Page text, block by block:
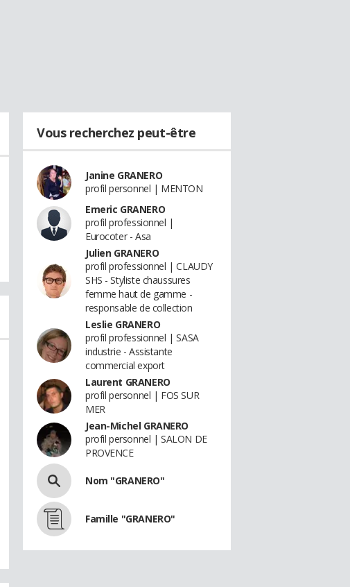
Vous recherchez peut-être
Janine GRANERO
profil personnel | MENTON
Emeric GRANERO
profil professionnel |
Eurocoter - Asa
Julien GRANERO
profil professionnel | CLAUDY
SHS - Styliste chaussures
femme haut de gamme -
responsable de collection
Leslie GRANERO
profil professionnel | SASA
industrie - Assistante
commercial export
Laurent GRANERO
profil personnel | FOS SUR
MER
Jean-Michel GRANERO
profil personnel | SALON DE
PROVENCE
Nom "GRANERO"
Famille "GRANERO"